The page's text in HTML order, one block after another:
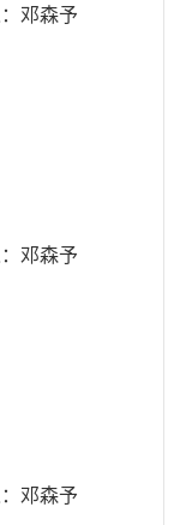
：邓森予
：邓森予
：邓森予